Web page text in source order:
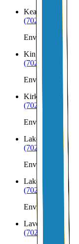
Kearny
(702) 879-8299
Envíos a
Kingman
(702) 879-8299
Envíos a
Kirkland
(702) 879-8299
Envíos a
Lake Havasu City
(702) 879-8299
Envíos a
Lakeside
(702) 879-8299
Envíos a
Laveen
(702) 879-8299